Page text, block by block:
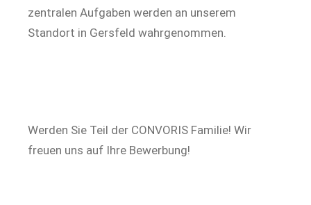
zentralen Aufgaben werden an unserem
Standort in Gersfeld wahrgenommen.
Werden Sie Teil der CONVORIS Familie! Wir
freuen uns auf Ihre Bewerbung!